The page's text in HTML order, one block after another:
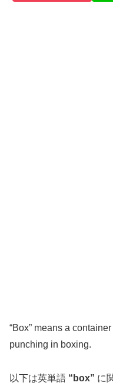
“Box” means a
punching in boxing.
以下は英単語 “box” に